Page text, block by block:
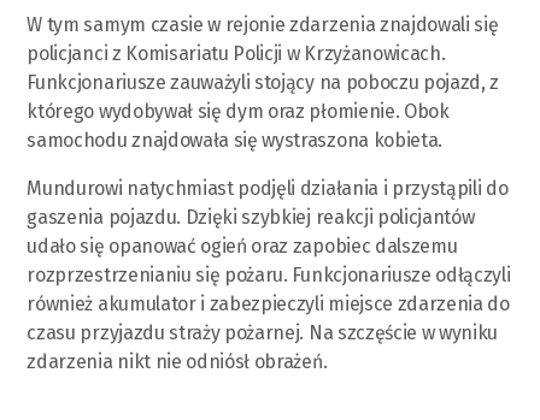
W tym samym czasie w rejonie zdarzenia znajdowali się
policjanci z Komisariatu Policji w Krzyżanowicach.
Funkcjonariusze zauważyli stojący na poboczu pojazd, z
którego wydobywał się dym oraz płomienie. Obok
samochodu znajdowała się wystraszona kobieta.
Mundurowi natychmiast podjęli działania i przystąpili do
gaszenia pojazdu. Dzięki szybkiej reakcji policjantów
udało się opanować ogień oraz zapobiec dalszemu
rozprzestrzenianiu się pożaru. Funkcjonariusze odłączyli
również akumulator i zabezpieczyli miejsce zdarzenia do
czasu przyjazdu straży pożarnej. Na szczęście w wyniku
zdarzenia nikt nie odniósł obrażeń.